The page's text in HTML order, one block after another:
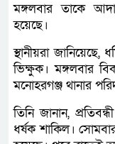
মঙ্গলবার তাকে
হয়েছে।
স্থানীয়রা
ভিক্ষুক। মঙ্গলবার
মনোহরগঞ্জ থানার
তিনি জানান,
ধর্ষক শাকিল।